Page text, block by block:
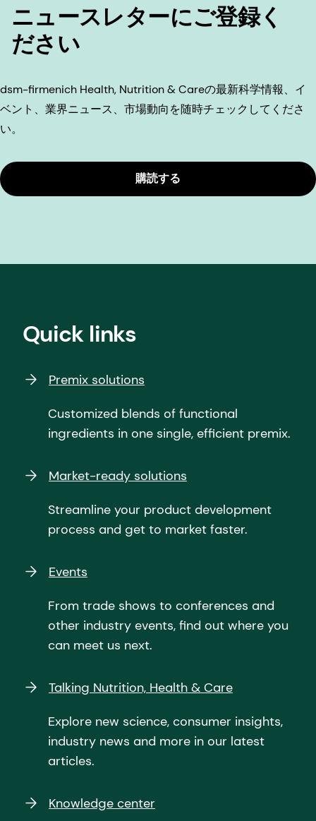
ニュースレターにご登録く
ださい
dsm-firmenich Health, Nutrition & Careの最新科学情報、イ
ベント、業界ニュース、市場動向を随時チェックしてくださ
い。
購読する
Quick links
Premix solutions
Customized blends of functional
ingredients in one single, efficient premix.
Market-ready solutions
Streamline your product development
process and get to market faster.
Events
From trade shows to conferences and
other industry events, find out where you
can meet us next.
Talking Nutrition, Health & Care
Explore new science, consumer insights,
industry news and more in our latest
articles.
Knowledge center